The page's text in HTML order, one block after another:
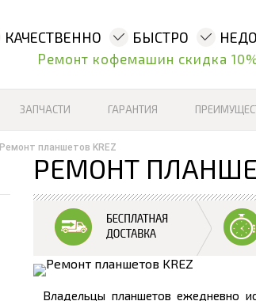
КАЧЕСТВЕННО БЫСТРО
Ремонт кофемашин скидка
ЗАПЧАСТИ ГАРАНТИЯ
Ремонт планшетов KREZ
РЕМОНТ
Владельцы планшетов ежедневно